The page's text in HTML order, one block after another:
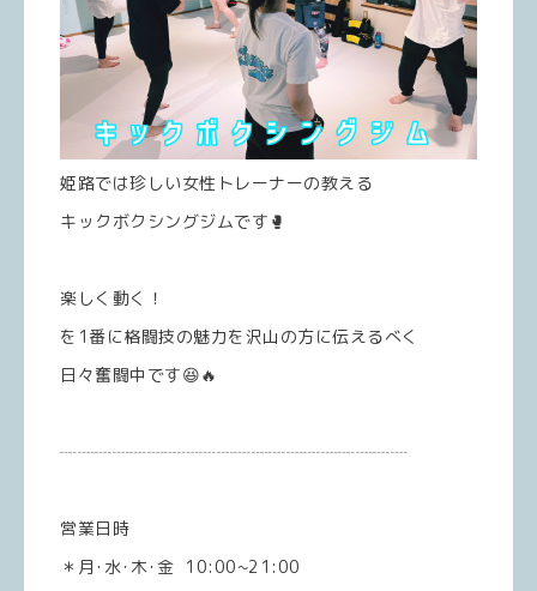
姫路では珍しい女性トレーナーの教える
キックボクシングジムです🥊
楽しく動く！
を1番に格闘技の魅力を沢山の方に伝えるべく
日々奮闘中です😆🔥
┈┈┈┈┈┈┈┈┈┈┈┈┈┈┈┈┈┈┈┈
営業日時
＊月･水･木･金 10:00~21:00